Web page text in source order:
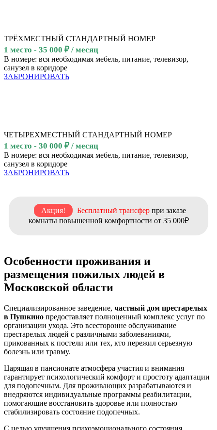
ТРЁХМЕСТНЫЙ СТАНДАРТНЫЙ НОМЕР
1 место - 35 000 ₽ / месяц
В номере: вся необходимая мебель, питание, телевизор,
санузел в коридоре
ЗАБРОНИРОВАТЬ
ЧЕТЫРЕХМЕСТНЫЙ СТАНДАРТНЫЙ НОМЕР
1 место - 30 000 ₽ / месяц
В номере: вся необходимая мебель, питание, телевизор,
санузел в коридоре
ЗАБРОНИРОВАТЬ
Акция! Бесплатный трансферпри заказе
комнаты повышенной комфортности от 35 000₽
Особенности проживания и
размещения пожилых людей в
Московской области
Специализированное заведение, частный дом престарелых
в Пушкино предоставляет полноценный комплекс услуг по
организации ухода. Это всесторонне обслуживание
престарелых людей с различными заболеваниями,
прикованных к постели или тех, кто пережил серьезную
болезнь или травму.
Царящая в пансионате атмосфера участия и внимания
гарантирует психологический комфорт и простоту адаптации
для подопечным. Для проживающих разрабатываются и
внедряются индивидуальные программы реабилитации,
помогающие восстановить здоровье или полностью
стабилизировать состояние подопечных.